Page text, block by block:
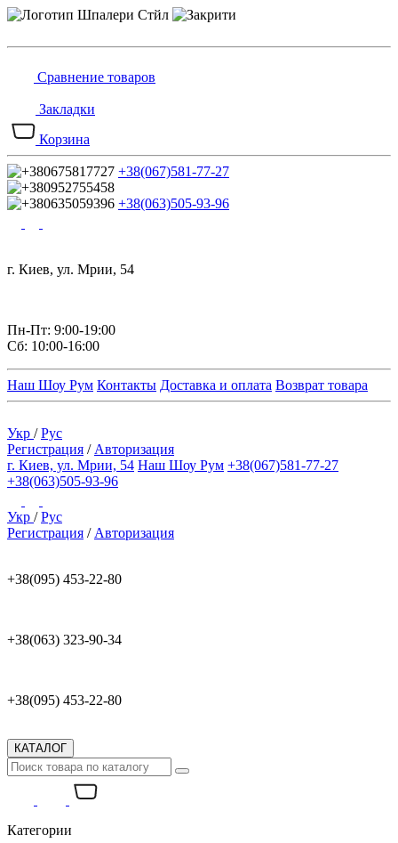
Сравнение товаров
Закладки
Корзина
+38(067)581-77-27
+38(063)505-93-96
г. Киев, ул. Мрии, 54
Пн-Пт: 9:00-19:00
Сб: 10:00-16:00
Наш Шоу Рум Контакты Доставка и оплата Возврат товара
Укр /Рус
Регистрация / Авторизация
г. Киев, ул. Мрии, 54 Наш Шоу Рум +38(067)581-77-27
+38(063)505-93-96
Укр /Рус
Регистрация / Авторизация
+38(095) 453-22-80
+38(063) 323-90-34
+38(095) 453-22-80
КАТАЛОГ
Категории